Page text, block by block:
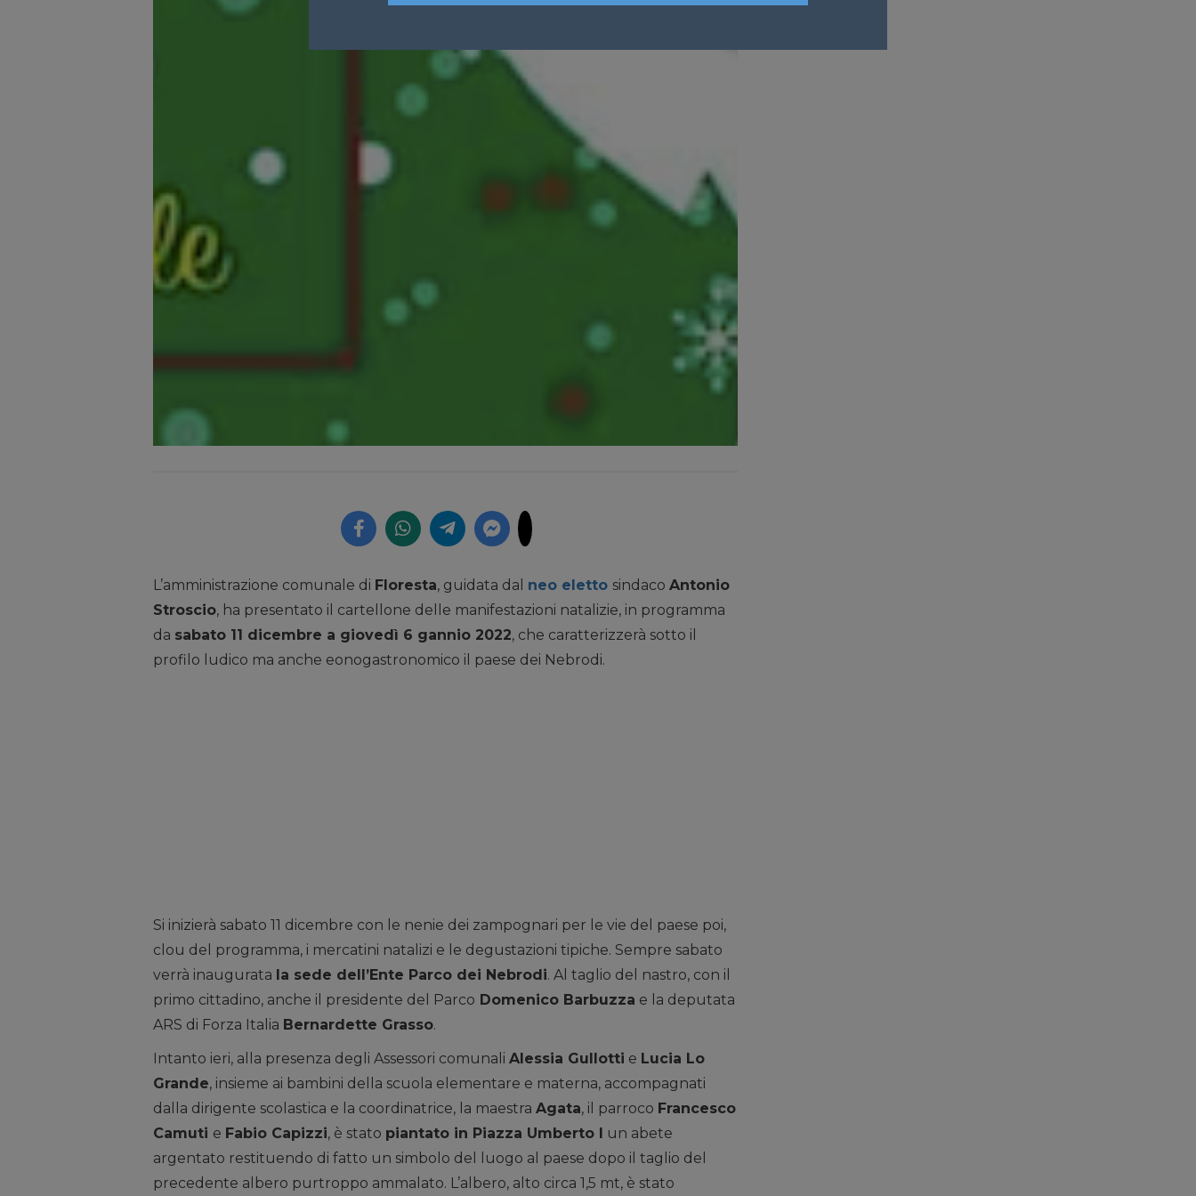
L’amministrazione comunale di Floresta, guidata dal neo eletto sindaco Antonio
Stroscio, ha presentato il cartellone delle manifestazioni natalizie, in programma
da sabato 11 dicembre a giovedì 6 gannio 2022, che caratterizzerà sotto il
profilo ludico ma anche eonogastronomico il paese dei Nebrodi.
Si inizierà sabato 11 dicembre con le nenie dei zampognari per le vie del paese poi,
clou del programma, i mercatini natalizi e le degustazioni tipiche. Sempre sabato
verrà inaugurata la sede dell’Ente Parco dei Nebrodi. Al taglio del nastro, con il
primo cittadino, anche il presidente del Parco Domenico Barbuzza e la deputata
ARS di Forza Italia Bernardette Grasso.
Intanto ieri, alla presenza degli Assessori comunali Alessia Gullotti e Lucia Lo
Grande, insieme ai bambini della scuola elementare e materna, accompagnati
dalla dirigente scolastica e la coordinatrice, la maestra Agata, il parroco Francesco
Camuti e Fabio Capizzi, è stato piantato in Piazza Umberto I un abete
argentato restituendo di fatto un simbolo del luogo al paese dopo il taglio del
precedente albero purtroppo ammalato. L’albero, alto circa 1,5 mt, è stato